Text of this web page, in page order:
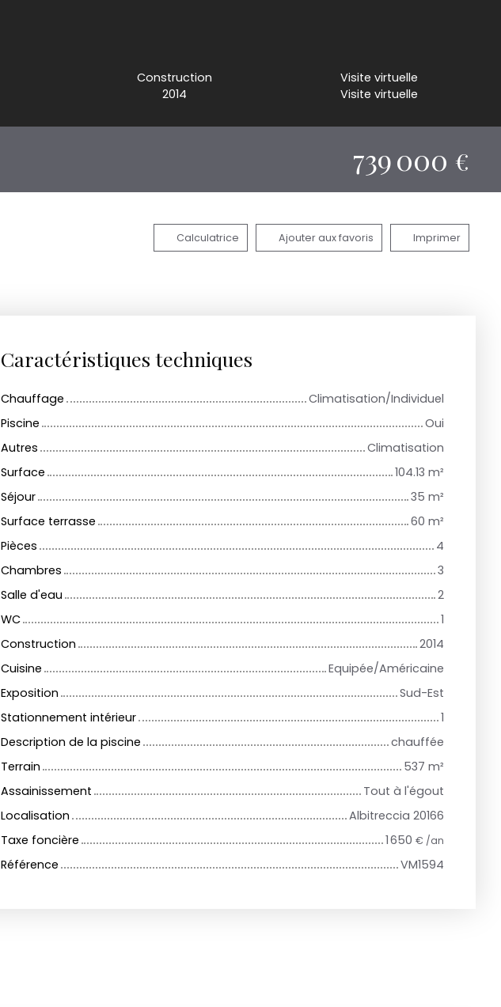
Construction
2014
Visite virtuelle
Visite virtuelle
739 000 €
Calculatrice Ajouter aux favoris Imprimer
Caractéristiques techniques
Chauffage
Climatisation/Individuel
Piscine
Oui
Autres
Climatisation
Surface
104.13 m²
Séjour
35 m²
Surface terrasse
60 m²
Pièces
4
Chambres
3
Salle d'eau
2
WC
1
Construction
2014
Cuisine
Equipée/Américaine
Exposition
Sud-Est
Stationnement intérieur
1
Description de la piscine
chauffée
Terrain
537 m²
Assainissement
Tout à l'égout
Localisation
Albitreccia 20166
Taxe foncière
1 650 € /an
Référence VM1594